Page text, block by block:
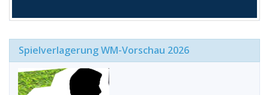
Spielverlagerung WM-Vorschau 2026